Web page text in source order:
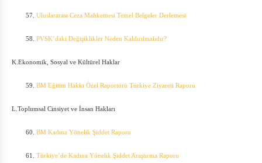
57. Uluslararası Ceza Mahkemesi Temel Belgeler Derlemesi
58. PVSK’daki Değişiklikler Neden Kaldırılmalıdır?
K.Ekonomik, Sosyal ve Kültürel Haklar
59. BM Eğitim Hakkı Özel Raportörü Türkiye Ziyareti Raporu
L.Toplumsal Cinsiyet ve İnsan Hakları
60. BM Kadına Yönelik Şiddet Raporu
61. Türkiye’de Kadına Yönelik Şiddet Araştırma Raporu